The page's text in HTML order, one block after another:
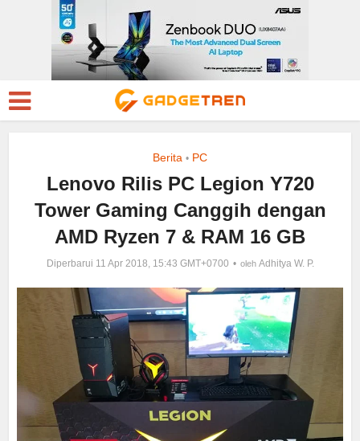
Berita • PC
Lenovo Rilis PC Legion Y720
Tower Gaming Canggih dengan
AMD Ryzen 7 & RAM 16 GB
Diperbarui 11 Apr 2018, 15:43 GMT+0700 oleh Adhitya W. P.